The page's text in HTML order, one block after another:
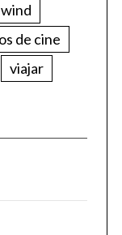
de cine
viajar